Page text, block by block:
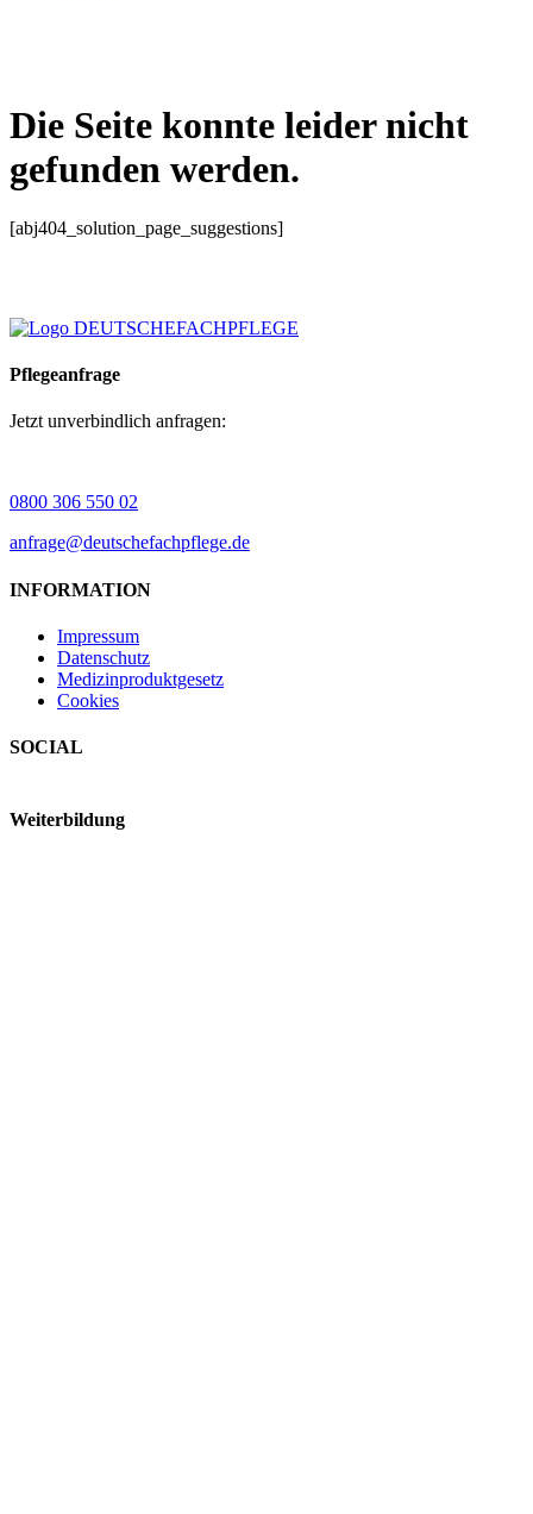
Die Seite konnte leider nicht
gefunden werden.
[abj404_solution_page_suggestions]
Pflegeanfrage
Jetzt unverbindlich anfragen:
0800 306 550 02
anfrage@deutschefachpflege.de
INFORMATION
Impressum
Datenschutz
Medizinproduktgesetz
Cookies
SOCIAL
Weiterbildung